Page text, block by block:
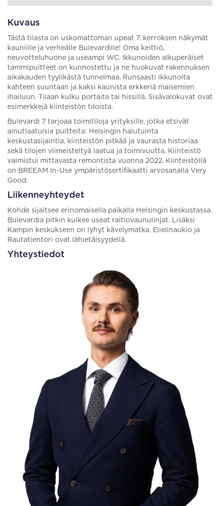
Kuvaus
Tästä tilasta on uskomattoman upeat 7. kerroksen näkymät
kauniille ja verheälle Bulevardille! Oma keittiö,
neuvotteluhuone ja useampi WC. Ikkunoiden alkuperäiset
tammipuitteet on kunnostettu ja ne huokuvat rakennuksen
aikakauden tyylikästä tunnelmaa. Runsaasti ikkunoita
kahteen suuntaan ja kaksi kaunista erkkeriä maisemien
ihailuun. Tilaan kulku portaita tai hissillä. Sisävalokuvat ovat
esimerkkejä kiinteistön tiloista.
Bulevardi 7 tarjoaa toimitiloja yrityksille, jotka etsivät
ainutlaatuisia puitteita: Helsingin halutuinta
keskustasijaintia, kiinteistön pitkää ja vaurasta historiaa
sekä tilojen viimeisteltyä laatua ja toimivuutta. Kiinteistö
valmistui mittavasta remontista vuonna 2022. Kiinteistöllä
on BREEAM In-Use ympäristösertifikaatti arvosanalla Very
Good.
Liikenneyhteydet
Kohde sijaitsee erinomaisella paikalla Helsingin keskustassa.
Bulevardia pitkin kulkee useat raitiovaunulinjat. Lisäksi
Kampin keskukseen on lyhyt kävelymatka. Elielinaukio ja
Rautatientori ovat lähietäisyydellä.
Yhteystiedot